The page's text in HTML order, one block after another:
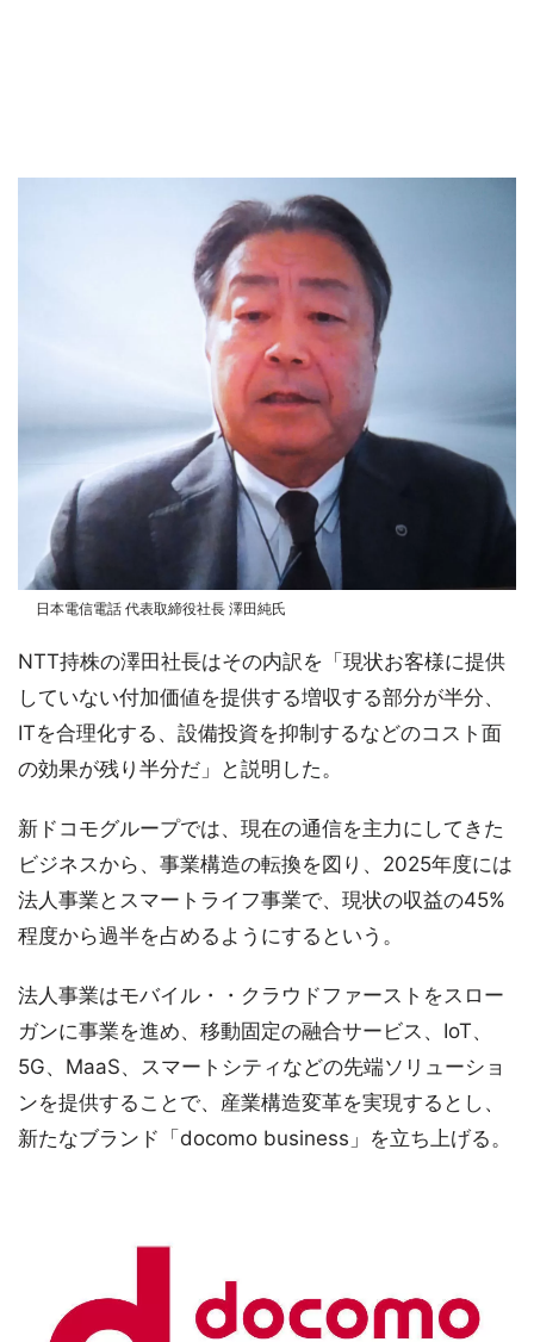
日本電信電話 代表取締役社長 澤田純氏
NTT持株の澤田社長はその内訳を「現状お客様に提供
していない付加価値を提供する増収する部分が半分、
ITを合理化する、設備投資を抑制するなどのコスト面
の効果が残り半分だ」と説明した。
新ドコモグループでは、現在の通信を主力にしてきた
ビジネスから、事業構造の転換を図り、2025年度には
法人事業とスマートライフ事業で、現状の収益の45%
程度から過半を占めるようにするという。
法人事業はモバイル・・クラウドファーストをスロー
ガンに事業を進め、移動固定の融合サービス、IoT、
5G、MaaS、スマートシティなどの先端ソリューショ
ンを提供することで、産業構造変革を実現するとし、
新たなブランド「docomo business」を立ち上げる。